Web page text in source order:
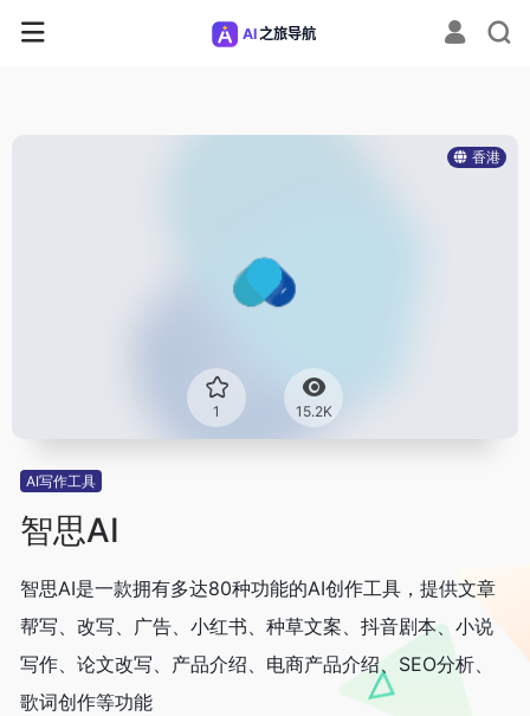
香港
1 15.2K
AI写作工具
智思AI
智思AI是一款拥有多达80种功能的AI创作工具，提供文章
帮写、改写、广告、小红书、种草文案、抖音剧本、小说
写作、论文改写、产品介绍、电商产品介绍、SEO分析、
歌词创作等功能